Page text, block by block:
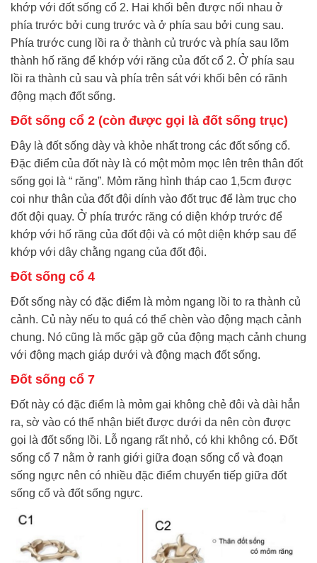
khớp với đốt sống cổ 2. Hai khối bên được nối nhau ở
phía trước bởi cung trước và ở phía sau bởi cung sau.
Phía trước cung lồi ra ở thành củ trước và phía sau lõm
thành hố răng để khớp với răng của đốt cổ 2. Ở phía sau
lồi ra thành củ sau và phía trên sát với khối bên có rãnh
động mạch đốt sống.
Đốt sống cổ 2 (còn được gọi là đốt sống trục)
Đây là đốt sống dày và khỏe nhất trong các đốt sống cổ.
Đặc điểm của đốt này là có một mỏm mọc lên trên thân đốt
sống gọi là “ răng”. Mỏm răng hình tháp cao 1,5cm được
coi như thân của đốt đội dính vào đốt trục để làm trục cho
đốt đội quay. Ở phía trước răng có diện khớp trước để
khớp với hố răng của đốt đội và có một diện khớp sau để
khớp với dây chằng ngang của đốt đội.
Đốt sống cổ 4
Đốt sống này có đặc điểm là mỏm ngang lồi to ra thành củ
cảnh. Củ này nếu to quá có thể chèn vào động mạch cảnh
chung. Nó cũng là mốc gặp gỡ của động mạch cảnh chung
với động mạch giáp dưới và động mạch đốt sống.
Đốt sống cổ 7
Đốt này có đặc điểm là mỏm gai không chẻ đôi và dài hẳn
ra, sờ vào có thể nhận biết được dưới da nên còn được
gọi là đốt sống lồi. Lỗ ngang rất nhỏ, có khi không có. Đốt
sống cổ 7 nằm ở ranh giới giữa đoạn sống cổ và đoạn
sống ngực nên có nhiều đặc điểm chuyển tiếp giữa đốt
sống cổ và đốt sống ngực.